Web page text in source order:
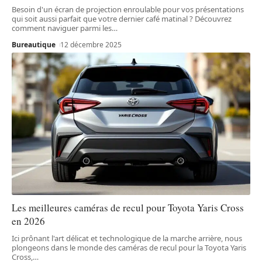
Besoin d'un écran de projection enroulable pour vos présentations
qui soit aussi parfait que votre dernier café matinal ? Découvrez
comment naviguer parmi les…
Bureautique 12 décembre 2025
Les meilleures caméras de recul pour Toyota Yaris Cross
en 2026
Ici prônant l'art délicat et technologique de la marche arrière, nous
plongeons dans le monde des caméras de recul pour la Toyota Yaris
Cross,…